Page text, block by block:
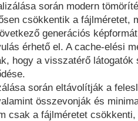
során modern
csökkentik a fájlméretet,
generációs
érhető el. A cache-elési
hogy a visszatérő látogatók
során eltávolítják a
összevonják és
csak a fájlméretet